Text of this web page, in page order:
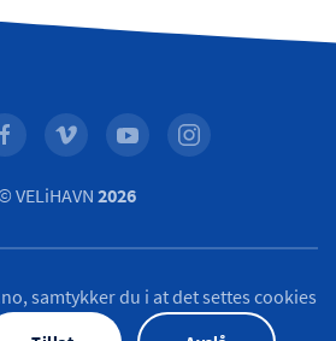
VELiHAVN 2026
samtykker du i at det settes cookies